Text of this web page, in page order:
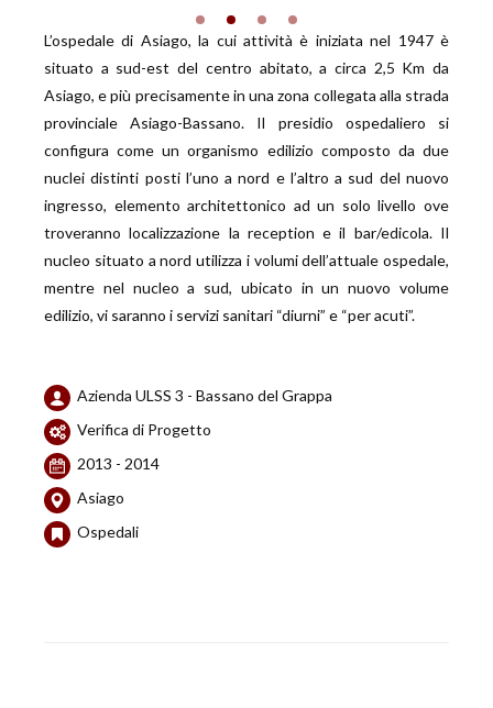
L’ospedale di Asiago, la cui attività è iniziata nel 1947 è
situato a sud-est del centro abitato, a circa 2,5 Km da
Asiago, e più precisamente in una zona collegata alla strada
provinciale Asiago-Bassano. Il presidio ospedaliero si
configura come un organismo edilizio composto da due
nuclei distinti posti l’uno a nord e l’altro a sud del nuovo
ingresso, elemento architettonico ad un solo livello ove
troveranno localizzazione la reception e il bar/edicola. Il
nucleo situato a nord utilizza i volumi dell’attuale ospedale,
mentre nel nucleo a sud, ubicato in un nuovo volume
edilizio, vi saranno i servizi sanitari “diurni” e “per acuti”.
Azienda ULSS 3 - Bassano del Grappa
Verifica di Progetto
2013 - 2014
Asiago
Ospedali